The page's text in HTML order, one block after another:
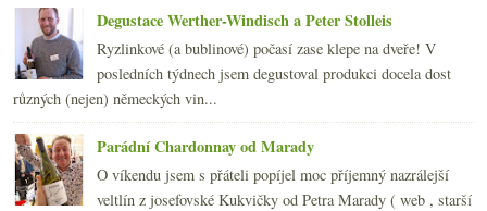
►ledna (20)
►2009(249)
►2008(270)
►2007(108)
Degustace Werther-Windisch a Peter Stolleis
Ryzlinkové (a bublinové) počasí zase klepe na dveře! V
posledních týdnech jsem degustoval produkci docela dost
různých (nejen) německých vin...
Parádní Chardonnay od Marady
O víkendu jsem s přáteli popíjel moc příjemný nazrálejší
veltlín z josefovské Kukvičky od Petra Marady ( web , starší